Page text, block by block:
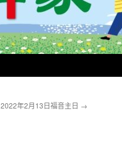
2022年2月13日福音主日 →